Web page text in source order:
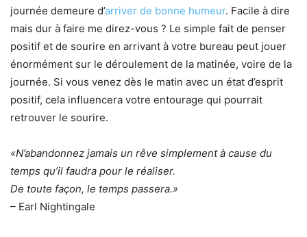
journée demeure d’arriver de bonne humeur. Facile à dire
mais dur à faire me direz-vous ? Le simple fait de penser
positif et de sourire en arrivant à votre bureau peut jouer
énormément sur le déroulement de la matinée, voire de la
journée. Si vous venez dès le matin avec un état d’esprit
positif, cela influencera votre entourage qui pourrait
retrouver le sourire.
«N’abandonnez jamais un rêve simplement à cause du
temps qu’il faudra pour le réaliser.
De toute façon, le temps passera.»
– Earl Nightingale